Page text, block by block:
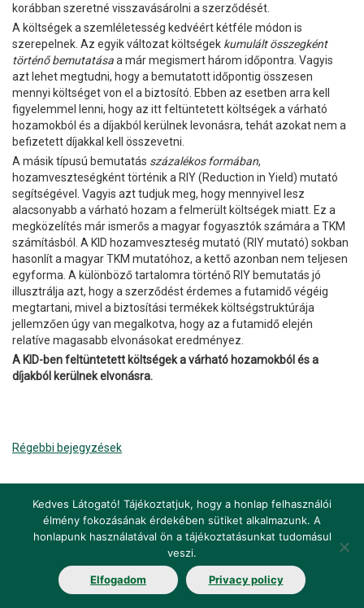
korábban szeretné visszavásárolni a szerződését.
A költségek a szemléletesség kedvéért kétféle módon is
szerepelnek. Az egyik változat költségek kumulált összegként
történő bemutatásaa már megismert három időpontra. Vagyis
azt lehet megtudni, hogy a bemutatott időpontig összesen
mennyi költséget von el a biztosító. Ebben az esetben arra kell
figyelemmel lenni, hogy az itt feltüntetett költségek a várható
hozamokból és a díjakból kerülnek levonásra, tehát azokat nem a
befizetett díjakkal kell összevetni.
A másik típusú bemutatás százalékos formában,
hozamveszteségként történik a RIY (Reduction in Yield) mutató
segítségével. Vagyis azt tudjuk meg, hogy mennyivel lesz
alacsonyabb a várható hozam a felmerült költségek miatt. Ez a
megközelítés már ismerős a magyar fogyasztók számára a TKM
számításból. A KID hozamveszteség mutató (RIY mutató) sokban
hasonlít a magyar TKM mutatóhoz, a kettő azonban nem teljesen
egyforma. A különböző tartalomra történő RIY bemutatás jó
illusztrálja azt, hogy a szerződést érdemes a futamidő végéig
megtartani, mivel a biztosítási termékek költségstruktúrája
jellemzően úgy van megalkotva, hogy az a futamidő elején
relatíve magasabb elvonásokat eredményez.
A KID-ben feltüntetett költségek a várható hozamokból és a
díjakból kerülnek elvonásra.
Bejegyzés
Régebbi bejegyzések
Impresszum Jogi nyilatkozat Jogszabályok
Fogalomtár Elérhetőségek Álláshirdetés
Kedves Látogató! Tájékoztatjuk, hogy a honlap felhasználói
élmény fokozásának érdekében sütiket alkalmazunk. A
honlapunk használatával ön a tájékoztatásunkat tudomásul
veszi.
Elfogadom Privacy policy